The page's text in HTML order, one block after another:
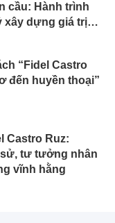
cầu: Hành trình
xây dựng giá trị
“Fidel Castro
đến huyền thoại”
Castro Ruz:
tư tưởng nhân
vĩnh hằng